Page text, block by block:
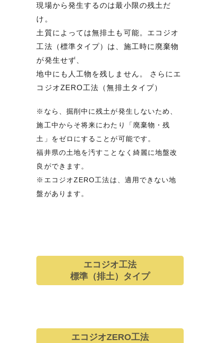
現場から発生するのは最小限の残土だ
け。
土質によっては無排土も可能。エコジオ
工法（標準タイプ）は、施工時に廃棄物
が発生せず、
地中にも人工物を残しません。 さらにエ
コジオZERO工法（無排土タイプ）
※なら、掘削中に残土が発生しないため、
施工中からそ将来にわたり「廃棄物・残
土」をゼロにすることが可能です。
福井県の土地を汚すことなく綺麗に地盤改
良ができます。
※エコジオZERO工法は、適用できない地
盤があります。
エコジオ工法
標準（排土）タイプ
エコジオZERO工法